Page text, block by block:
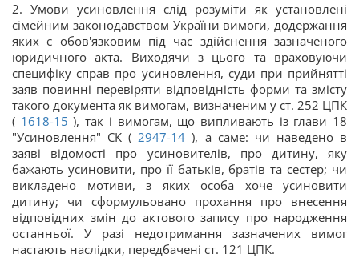
2. Умови усиновлення слід розуміти як установлені
сімейним законодавством України вимоги, додержання
яких є обов'язковим під час здійснення зазначеного
юридичного акта. Виходячи з цього та враховуючи
специфіку справ про усиновлення, суди при прийнятті
заяв повинні перевіряти відповідність форми та змісту
такого документа як вимогам, визначеним у ст. 252 ЦПК
( 1618-15 ), так і вимогам, що випливають із глави 18
"Усиновлення" СК (2947-14 ), а саме: чи наведено в
заяві відомості про усиновителів, про дитину, яку
бажають усиновити, про її батьків, братів та сестер; чи
викладено мотиви, з яких особа хоче усиновити
дитину; чи сформульовано прохання про внесення
відповідних змін до актового запису про народження
останньої. У разі недотримання зазначених вимог
настають наслідки, передбачені ст. 121 ЦПК.